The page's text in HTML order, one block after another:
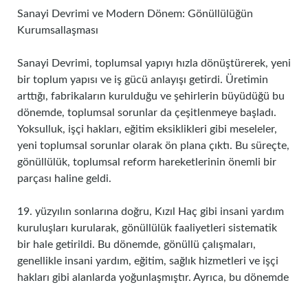
Sanayi Devrimi ve Modern Dönem: Gönüllülüğün
Kurumsallaşması
Sanayi Devrimi, toplumsal yapıyı hızla dönüştürerek, yeni
bir toplum yapısı ve iş gücü anlayışı getirdi. Üretimin
arttığı, fabrikaların kurulduğu ve şehirlerin büyüdüğü bu
dönemde, toplumsal sorunlar da çeşitlenmeye başladı.
Yoksulluk, işçi hakları, eğitim eksiklikleri gibi meseleler,
yeni toplumsal sorunlar olarak ön plana çıktı. Bu süreçte,
gönüllülük, toplumsal reform hareketlerinin önemli bir
parçası haline geldi.
19. yüzyılın sonlarına doğru, Kızıl Haç gibi insani yardım
kuruluşları kurularak, gönüllülük faaliyetleri sistematik
bir hale getirildi. Bu dönemde, gönüllü çalışmaları,
genellikle insani yardım, eğitim, sağlık hizmetleri ve işçi
hakları gibi alanlarda yoğunlaşmıştır. Ayrıca, bu dönemde